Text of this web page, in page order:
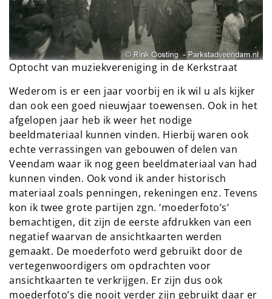
Optocht van muziekvereniging in de Kerkstraat
Wederom is er een jaar voorbij en ik wil u als kijker
dan ook een goed nieuwjaar toewensen. Ook in het
afgelopen jaar heb ik weer het nodige
beeldmateriaal kunnen vinden. Hierbij waren ook
echte verrassingen van gebouwen of delen van
Veendam waar ik nog geen beeldmateriaal van had
kunnen vinden. Ook vond ik ander historisch
materiaal zoals penningen, rekeningen enz. Tevens
kon ik twee grote partijen zgn. ‘moederfoto’s’
bemachtigen, dit zijn de eerste afdrukken van een
negatief waarvan de ansichtkaarten werden
gemaakt. De moederfoto werd gebruikt door de
vertegenwoordigers om opdrachten voor
ansichtkaarten te verkrijgen. Er zijn dus ook
moederfoto’s die nooit verder zijn gebruikt daar er